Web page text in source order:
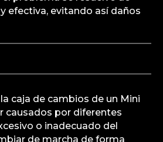
efectiva, evitando así daños
caja de cambios de un Mini
causados por diferentes
o inadecuado del
de marcha de forma